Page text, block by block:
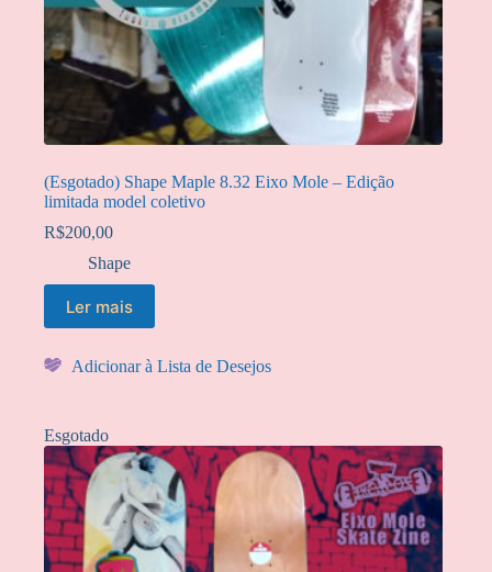
(Esgotado) Shape Maple 8.32 Eixo Mole – Edição
limitada model coletivo
R$200,00
Shape
Ler mais
Adicionar à Lista de Desejos
Esgotado